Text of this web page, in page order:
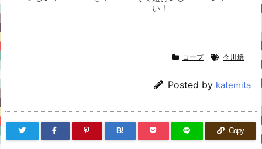
い！
コープ 今川焼
Posted by katemita
B! Copy